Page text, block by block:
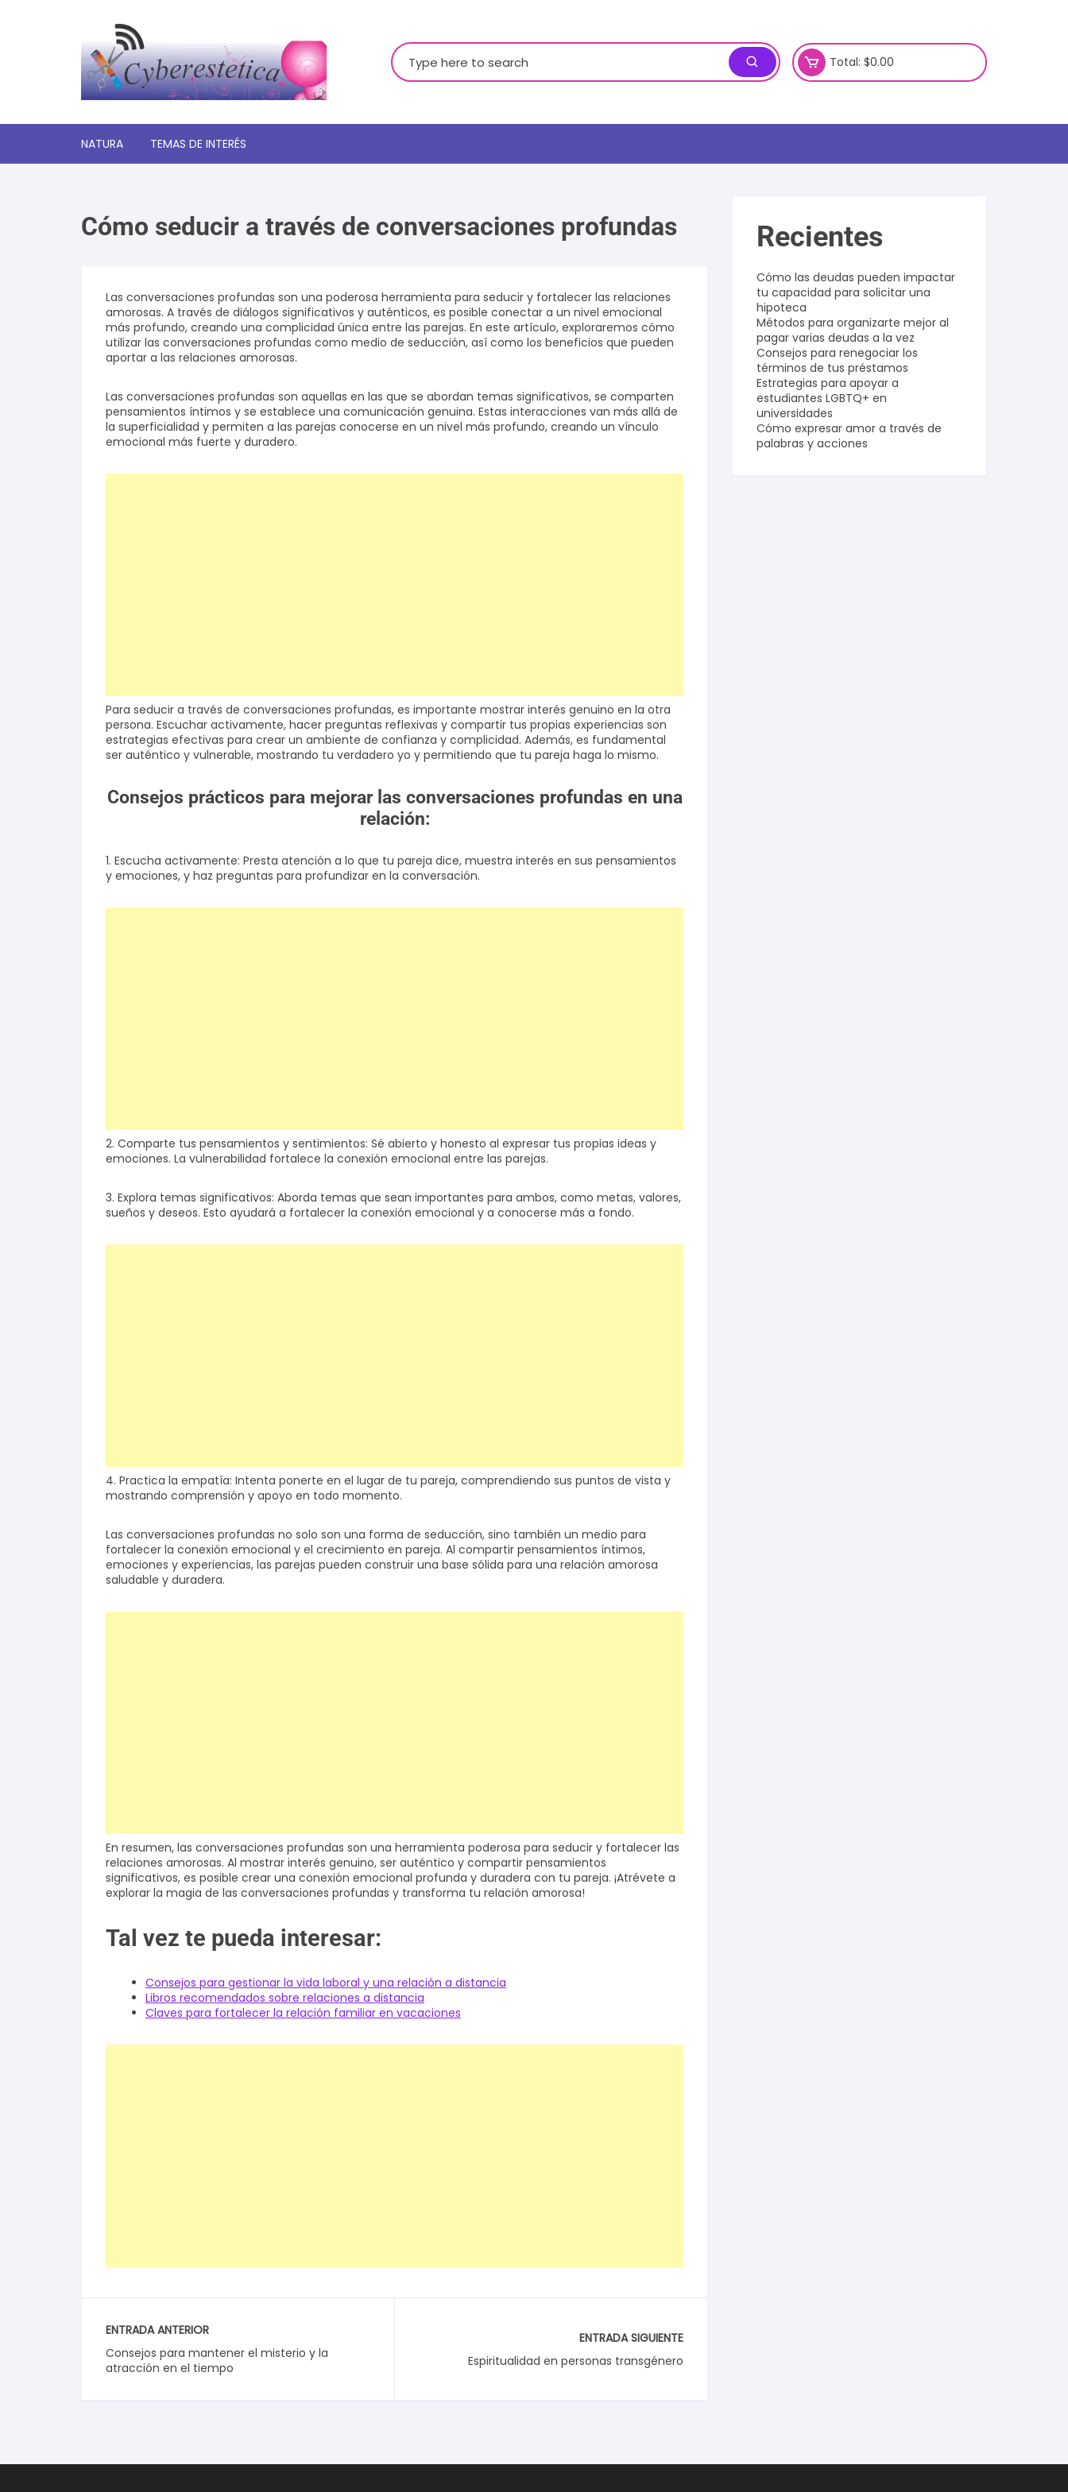
Buscar:
Total: $0.00
NATURA TEMAS DE INTERÉS
Autoayuda y desarrollo
personal
Tecnologia
Estética
Salud y bienestar
Finanzas
Cómo seducir a través de conversaciones profundas
Las conversaciones profundas son una poderosa herramienta para seducir y fortalecer las relaciones
amorosas. A través de diálogos significativos y auténticos, es posible conectar a un nivel emocional
más profundo, creando una complicidad única entre las parejas. En este artículo, exploraremos cómo
utilizar las conversaciones profundas como medio de seducción, así como los beneficios que pueden
aportar a las relaciones amorosas.
Las conversaciones profundas son aquellas en las que se abordan temas significativos, se comparten
pensamientos íntimos y se establece una comunicación genuina. Estas interacciones van más allá de
la superficialidad y permiten a las parejas conocerse en un nivel más profundo, creando un vínculo
emocional más fuerte y duradero.
Para seducir a través de conversaciones profundas, es importante mostrar interés genuino en la otra
persona. Escuchar activamente, hacer preguntas reflexivas y compartir tus propias experiencias son
estrategias efectivas para crear un ambiente de confianza y complicidad. Además, es fundamental
ser auténtico y vulnerable, mostrando tu verdadero yo y permitiendo que tu pareja haga lo mismo.
Consejos prácticos para mejorar las conversaciones profundas en una
relación:
1. Escucha activamente: Presta atención a lo que tu pareja dice, muestra interés en sus pensamientos
y emociones, y haz preguntas para profundizar en la conversación.
2. Comparte tus pensamientos y sentimientos: Sé abierto y honesto al expresar tus propias ideas y
emociones. La vulnerabilidad fortalece la conexión emocional entre las parejas.
3. Explora temas significativos: Aborda temas que sean importantes para ambos, como metas, valores,
sueños y deseos. Esto ayudará a fortalecer la conexión emocional y a conocerse más a fondo.
4. Practica la empatía: Intenta ponerte en el lugar de tu pareja, comprendiendo sus puntos de vista y
mostrando comprensión y apoyo en todo momento.
Las conversaciones profundas no solo son una forma de seducción, sino también un medio para
fortalecer la conexión emocional y el crecimiento en pareja. Al compartir pensamientos íntimos,
emociones y experiencias, las parejas pueden construir una base sólida para una relación amorosa
saludable y duradera.
En resumen, las conversaciones profundas son una herramienta poderosa para seducir y fortalecer las
relaciones amorosas. Al mostrar interés genuino, ser auténtico y compartir pensamientos
significativos, es posible crear una conexión emocional profunda y duradera con tu pareja. ¡Atrévete a
explorar la magia de las conversaciones profundas y transforma tu relación amorosa!
Tal vez te pueda interesar:
Consejos para gestionar la vida laboral y una relación a distancia
Libros recomendados sobre relaciones a distancia
Claves para fortalecer la relación familiar en vacaciones
ENTRADA ANTERIOR
Consejos para mantener el misterio y la
atracción en el tiempo
ENTRADA SIGUIENTE
Espiritualidad en personas transgénero
Recientes
Cómo las deudas pueden impactar
tu capacidad para solicitar una
hipoteca
Métodos para organizarte mejor al
pagar varias deudas a la vez
Consejos para renegociar los
términos de tus préstamos
Estrategias para apoyar a
estudiantes LGBTQ+ en
universidades
Cómo expresar amor a través de
palabras y acciones